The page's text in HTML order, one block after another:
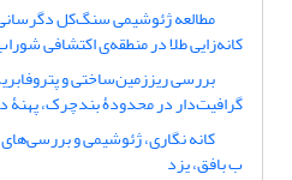
مطالعه ژئوشیمی سنگ‌کل
کانه‌زایی طلا در منطقه‌ی اکتشافی
بررسی ریززمین‌ساختی و
گرافیت‌دار در محدودۀ بندچرک،
ب بافق، یزد